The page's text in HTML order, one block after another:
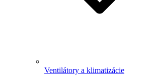
Ventilátory a klimatizácie